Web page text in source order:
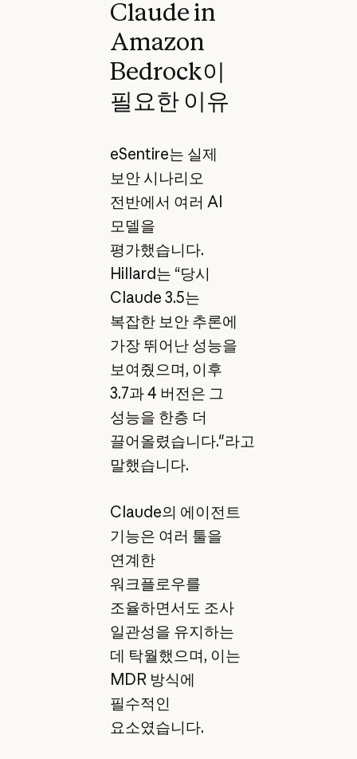
Claude in
Amazon
Bedrock이
필요한 이유
eSentire는 실제
보안 시나리오
전반에서 여러 AI
모델을
평가했습니다.
Hillard는 “당시
Claude 3.5는
복잡한 보안 추론에
가장 뛰어난 성능을
보여줬으며, 이후
3.7과 4 버전은 그
성능을 한층 더
끌어올렸습니다."라고
말했습니다.
Claude의 에이전트
기능은 여러 툴을
연계한
워크플로우를
조율하면서도 조사
일관성을 유지하는
데 탁월했으며, 이는
MDR 방식에
필수적인
요소였습니다.